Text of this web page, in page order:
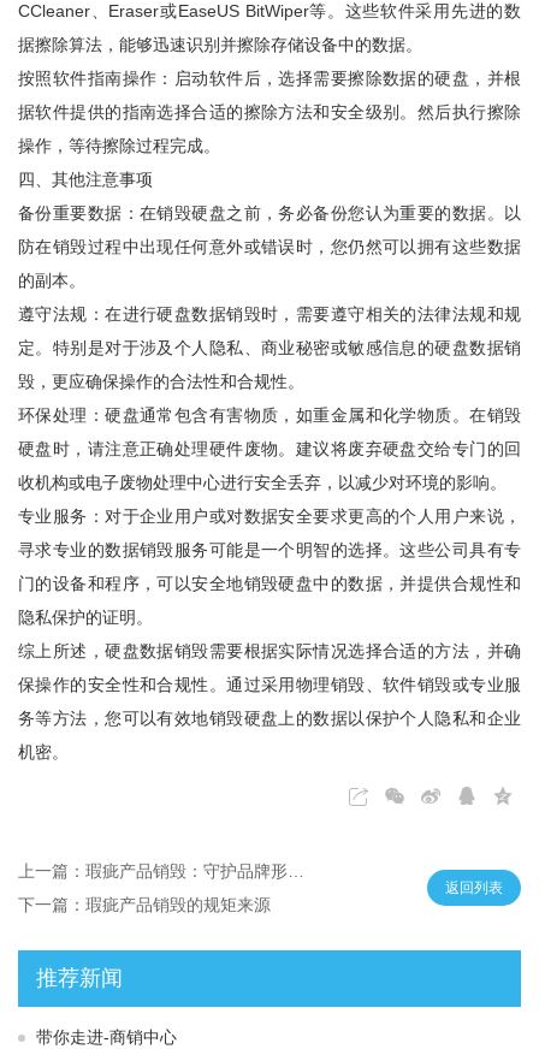
CCleaner、Eraser或EaseUS BitWiper等。这些软件采用先进的数
据擦除算法，能够迅速识别并擦除存储设备中的数据。
按照软件指南操作：启动软件后，选择需要擦除数据的硬盘，并根
据软件提供的指南选择合适的擦除方法和安全级别。然后执行擦除
操作，等待擦除过程完成。
四、其他注意事项
备份重要数据：在销毁硬盘之前，务必备份您认为重要的数据。以
防在销毁过程中出现任何意外或错误时，您仍然可以拥有这些数据
的副本。
遵守法规：在进行硬盘数据销毁时，需要遵守相关的法律法规和规
定。特别是对于涉及个人隐私、商业秘密或敏感信息的硬盘数据销
毁，更应确保操作的合法性和合规性。
环保处理：硬盘通常包含有害物质，如重金属和化学物质。在销毁
硬盘时，请注意正确处理硬件废物。建议将废弃硬盘交给专门的回
收机构或电子废物处理中心进行安全丢弃，以减少对环境的影响。
专业服务：对于企业用户或对数据安全要求更高的个人用户来说，
寻求专业的数据销毁服务可能是一个明智的选择。这些公司具有专
门的设备和程序，可以安全地销毁硬盘中的数据，并提供合规性和
隐私保护的证明。
综上所述，硬盘数据销毁需要根据实际情况选择合适的方法，并确
保操作的安全性和合规性。通过采用物理销毁、软件销毁或专业服
务等方法，您可以有效地销毁硬盘上的数据以保护个人隐私和企业
机密。
下一篇：瑕疵产品销毁的规矩来源
返回列表
推荐新闻
带你走进-商销中心